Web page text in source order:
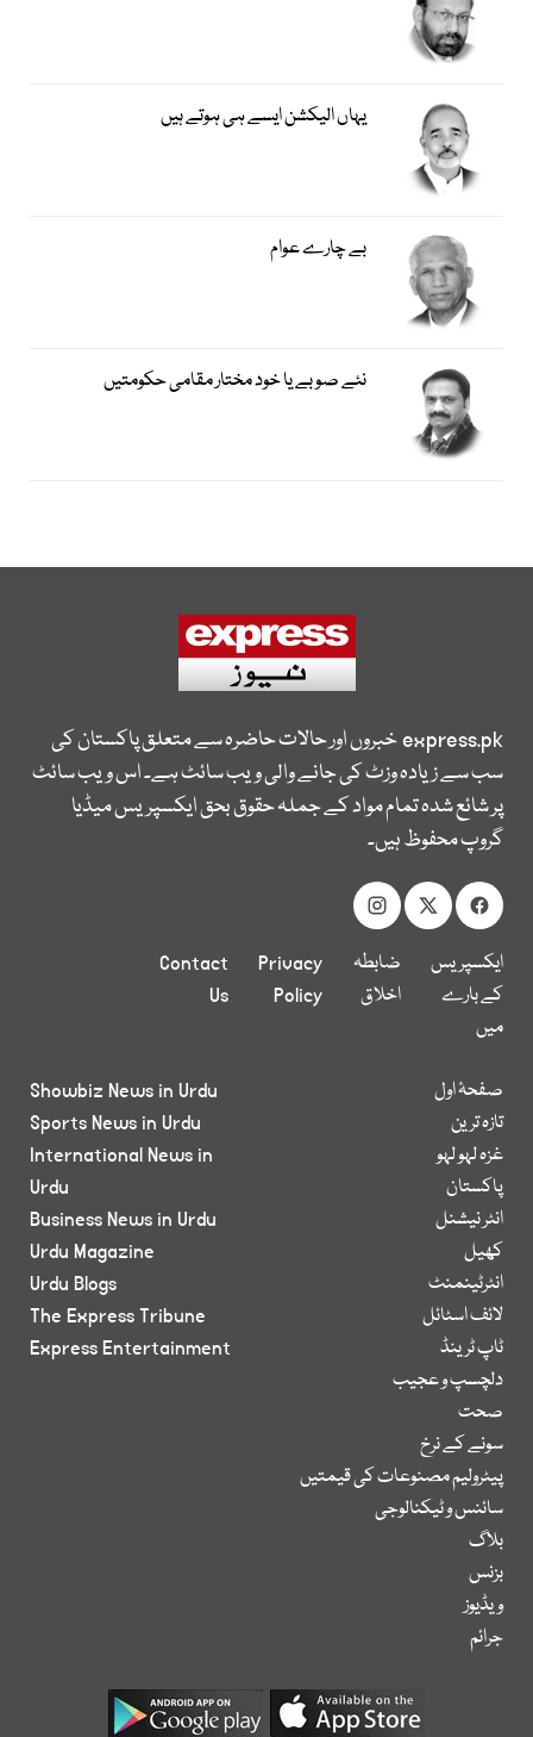
یہاں الیکشن ایسے ہی ہوتے ہیں
بے چارے عوام
نئے صوبے یا خود مختار مقامی حکومتیں
express.pkخبروں اور حالات حاضرہ سے متعلق پاکستان کی
سب سے زیادہ وزٹ کی جانے والی ویب سائٹ ہے۔ اس ویب سائٹ
پر شائع شدہ تمام مواد کے جملہ حقوق بحق ایکسپریس میڈیا
گروپ محفوظ ہیں۔
ایکسپریس
کے بارے
میں
ضابطہ
اخلاق
Privacy
Policy
Contact
Us
صفحۂ اول
تازہ ترین
غزہ لہو لہو
پاکستان
انٹر نیشنل
کھیل
انٹرٹینمنٹ
لائف اسٹائل
ٹاپ ٹرینڈ
دلچسپ و عجیب
صحت
سونے کے نرخ
پیٹرولیم مصنوعات کی قیمتیں
سائنس و ٹیکنالوجی
بلاگ
بزنس
ویڈیوز
جرائم
Showbiz News in Urdu
Sports News in Urdu
International News in
Urdu
Business News in Urdu
Urdu Magazine
Urdu Blogs
The Express Tribune
Express Entertainment